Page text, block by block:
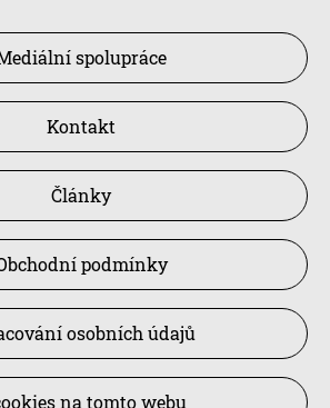
spolupráce
Kontakt
Články
podmínky
osobních údajů
na tomto webu